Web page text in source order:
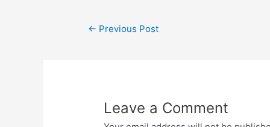
← Previous Post
Leave a Comment